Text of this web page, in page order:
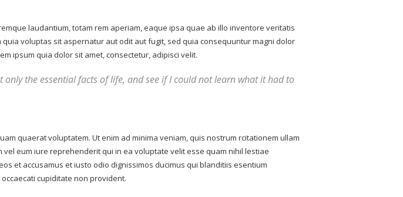
laudantium, totam rem aperiam, eaque ipsa quae ab illo inventore veritatis
voluptas sit aspernatur aut odit aut fugit, sed quia consequuntur magni dolor
ipsum quia dolor sit amet, consectetur, adipisci velit.
the essential facts of life, and see if I could not learn what it had to
quaerat voluptatem. Ut enim ad minima veniam, quis nostrum rcitationem ullam
eum iure reprehenderit qui in ea voluptate velit esse quam nihil lestiae
et accusamus et iusto odio dignissimos ducimus qui blanditiis esentium
cupiditate non provident.